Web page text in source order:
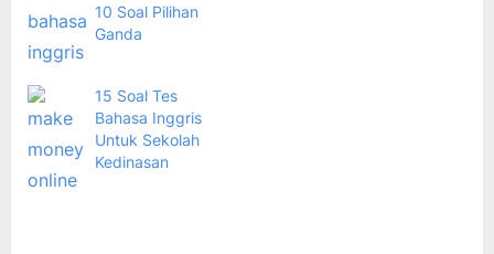
10 Soal Pilihan
Ganda
15 Soal Tes
Bahasa Inggris
Untuk Sekolah
Kedinasan